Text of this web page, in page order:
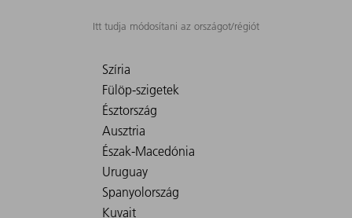
Itt tudja módosítani az országot/régiót